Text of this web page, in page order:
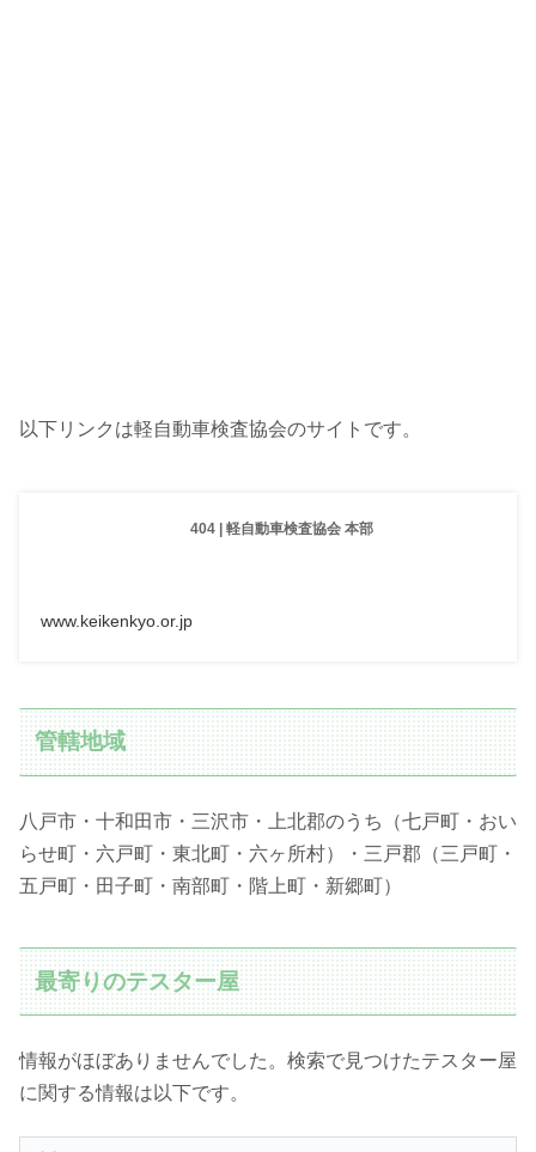
以下リンクは軽自動車検査協会のサイトです。
404 | 軽自動車検査協会 本部
www.keikenkyo.or.jp
管轄地域
八戸市・十和田市・三沢市・上北郡のうち（七戸町・おい
らせ町・六戸町・東北町・六ヶ所村）・三戸郡（三戸町・
五戸町・田子町・南部町・階上町・新郷町）
最寄りのテスター屋
情報がほぼありませんでした。検索で見つけたテスター屋
に関する情報は以下です。